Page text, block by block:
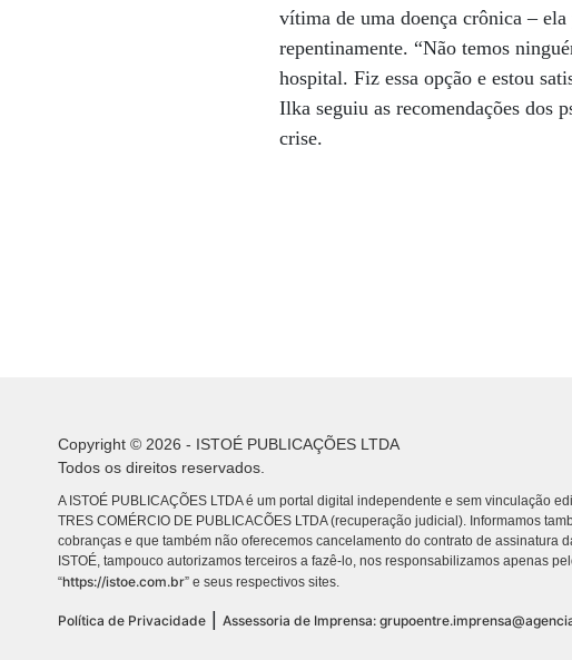
vítima de uma doença crônica –
repentinamente. “Não temos
hospital. Fiz essa opção e estou
Ilka seguiu as recomendações dos
crise.
Copyright © 2026 - ISTOÉ PUBLICAÇÕES LTDA
Todos os direitos reservados.
A ISTOÉ PUBLICAÇÕES LTDA é um portal digital independente e sem vinculação
TRES COMÉRCIO DE PUBLICACÕES LTDA (recuperação judicial). Informamos
cobranças e que também não oferecemos cancelamento do contrato de assinatura
ISTOÉ, tampouco autorizamos terceiros a fazê-lo, nos responsabilizamos apenas
“https://istoe.com.br” e seus respectivos sites.
Política de Privacidade Assessoria de Imprensa: